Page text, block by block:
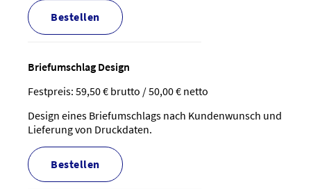
bestellen
Briefumschlag Design
Festpreis: 59,50 € brutto / 50,00 € netto
Design eines Briefumschlags nach Kundenwunsch und
Lieferung von Druckdaten.
bestellen